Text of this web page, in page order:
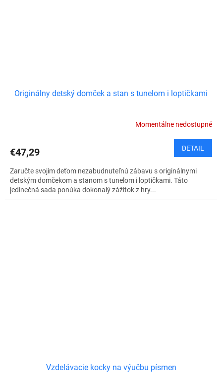
Originálny detský domček a stan s tunelom i loptičkami
Momentálne nedostupné
€47,29 DETAIL
Zaručte svojim deťom nezabudnuteľnú zábavu s originálnymi
detským domčekom a stanom s tunelom i loptičkami. Táto
jedinečná sada ponúka dokonalý zážitok z hry...
Vzdelávacie kocky na výučbu písmen